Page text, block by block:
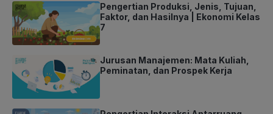
Pengertian Produksi, Jenis, Tujuan,
Faktor, dan Hasilnya | Ekonomi Kelas
7
Jurusan Manajemen: Mata Kuliah,
Peminatan, dan Prospek Kerja